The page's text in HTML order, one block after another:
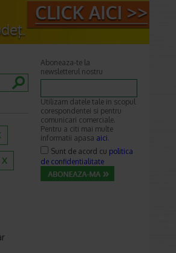
X
Aboneaza-te la
newsletterul nostru
Utilizam datele tale in scopul
corespondentei si pentru
comunicari comerciale.
Pentru a citi mai multe
informatii apasa aici.
Sunt de acord cu politica
de confidentialitate